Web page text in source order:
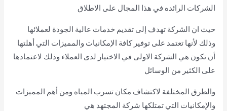
الشركات الرائده في هذا المجال على الاطلاق
حيث ان الشركة تهدف إلى تقديم خدمات عالية الجودة لعملائها
وذلك لأنها تعتمد على توفير كافة الإمكانيات والمميزات التي أهلتها
أن تكون هي الشركة الاولى في الاختيار لدى العملاء وذلك لاعتمادها
على الكثير من الوسائل
والطرق المختلفة لاكتشاف مكان تسرب المياه ومن أهم المميزات
والإمكانيات التي تمتلكها شركة المجتهد هي